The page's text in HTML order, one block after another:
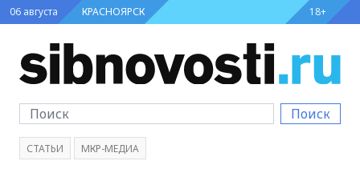
06 августа КРАСНОЯРСК 18+
Поиск
СТАТЬИ МКР-МЕДИА